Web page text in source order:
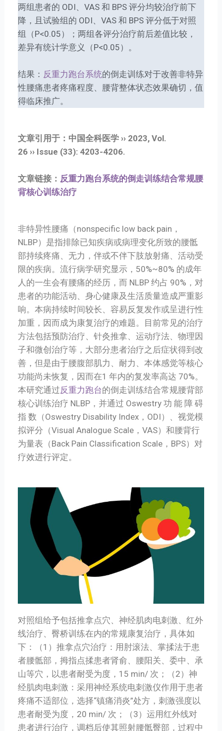
两组患者的 ODI、VAS 和 BPS 评分均较治疗前下
降，且试验组的 ODI、VAS 和 BPS 评分低于对照
组（P<0.05）；两组各评分治疗前后差值比较，
差异有统计学意义（P<0.05）。
结果： 反重力跑台系统的倒走训练对于改善非特异
性腰痛患者疼痛程度、腰背整体状态效果确切，值
得临床推广。
文章引用于：中国全科医学 ›› 2023, Vol.
26 ›› Issue (33): 4203-4206.
文章链接： 反重力跑台系统的倒走训练结合常规腰
背核心训练治疗
非特异性腰痛（nonspecific low back pain，
NLBP）是指排除已知疾病或病理变化所致的腰骶
部持续疼痛、无力，伴或不伴下肢放射痛、活动受
限的疾病。流行病学研究显示，50%~80% 的成年
人的一生会有腰痛的经历，而 NLBP 约占 90%，对
患者的功能活动、身心健康及生活质量造成严重影
响。本病持续时间较长、容易反复发作或呈进行性
加重，因而成为康复治疗的难题。目前常见的治疗
方法包括预防治疗、针灸推拿、运动疗法、物理因
子和微创治疗等，大部分患者治疗之后症状得到改
善，但是由于腰腹部肌力、耐力、本体感觉等核心
功能尚未恢复，因而在1 年内的复发率高达 70%。
本研究通过反重力跑台的倒走训练结合常规腰背部
核心训练治疗 NLBP，并通过 Oswestry 功 能 障 碍
指 数（Oswestry Disability Index，ODI）、视觉模
拟评分（Visual Analogue Scale，VAS）和腰背行
为量表（Back Pain Classification Scale，BPS）对
疗效进行评定。
对照组给予包括推拿点穴、神经肌肉电刺激、红外
线治疗、臀桥训练在内的常规康复治疗，具体如
下：（1）推拿点穴治疗：用肘滚法、掌揉法于患
者腰骶部，拇指点揉患者肾俞、腰阳关、委中、承
山等穴，以患者耐受为度，15 min/ 次；（2）神
经肌肉电刺激：采用神经系统电刺激仪作用于患者
疼痛不适部位，选择“镇痛消炎”处方，刺激强度以
患者耐受为度，20 min/ 次；（3）运用红外线对
患者进行治疗，调档后使其照射腰骶臀部，过程中